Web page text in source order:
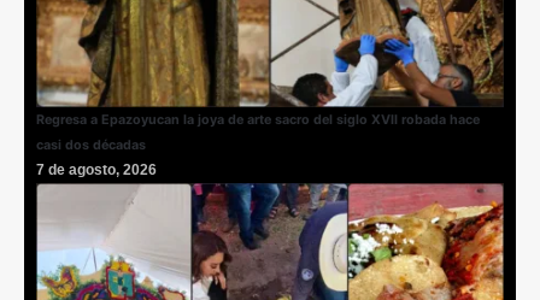
Regresa a Epazoyucan la joya de arte sacro del siglo XVII robada hace
casi dos décadas
7 de agosto, 2026